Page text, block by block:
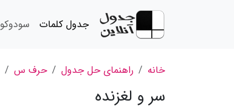
جدول کلمات سودوکو
خانه راهنمای حل جدول حرف س
سر و لغزنده